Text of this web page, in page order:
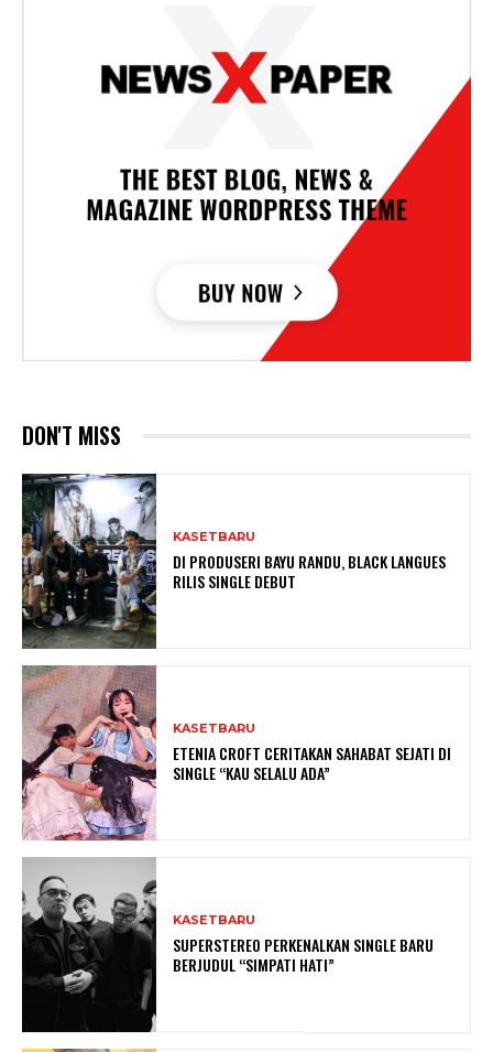
DON'T MISS
KASETBARU
DI PRODUSERI BAYU RANDU, BLACK LANGUES
RILIS SINGLE DEBUT
KASETBARU
ETENIA CROFT CERITAKAN SAHABAT SEJATI DI
SINGLE “KAU SELALU ADA”
KASETBARU
SUPERSTEREO PERKENALKAN SINGLE BARU
BERJUDUL “SIMPATI HATI”